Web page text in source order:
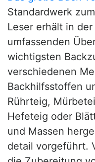
Standardwerk
Leser erhält in
umfassenden
wichtigsten
verschiedenen
Backhilfsstoffen
Rührteig,
Hefeteig oder
und Massen
detail vorgeführt.